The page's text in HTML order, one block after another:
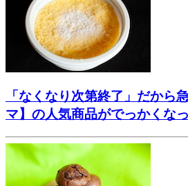
「なくなり次第終了」だから
マ】の人気商品がでっかくな